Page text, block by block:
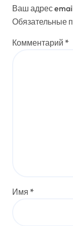
Ваш адрес
Обязательные
Комментарий *
Имя *